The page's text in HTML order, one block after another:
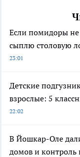
Если помидоры
сыплю столовую
23:01
Детские
взрослые: 5
22:02
В Йошкар-Оле
домов и